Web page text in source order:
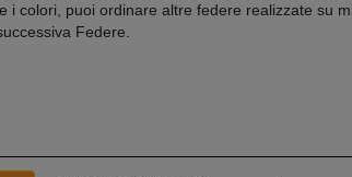
i colori, puoi ordinare altre federe realizzate su
Federe.